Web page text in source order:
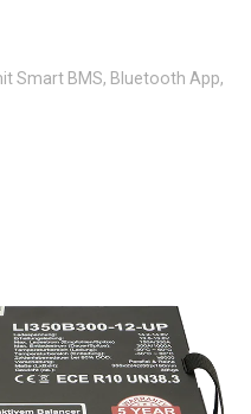
Smart BMS, Bluetooth App,